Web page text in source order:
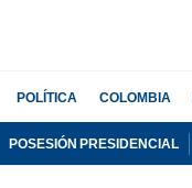
POLÍTICA COLOMBIA
POSESIÓN PRESIDENCIAL